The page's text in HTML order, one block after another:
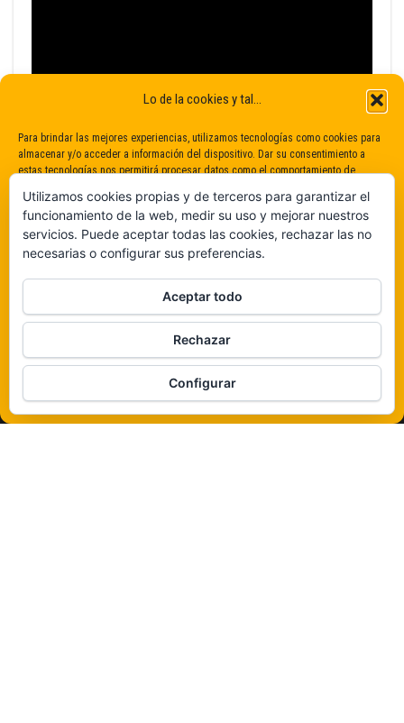
Lo de la cookies y tal...
Para brindar las mejores experiencias, utilizamos tecnologías como cookies para
almacenar y/o acceder a información del dispositivo. Dar su consentimiento a
estas tecnologías nos permitirá procesar datos como el comportamiento de
consentimiento puede afectar negativamente a determinadas características y
funciones.
De ninguna manera
Veámos que hay aquí
Política de cookies
Funciona gracias aWordPress |Tema:Envo Magazine
Utilizamos cookies propias y de terceros para garantizar el
funcionamiento de la web, medir su uso y mejorar nuestros
servicios. Puede aceptar todas las cookies, rechazar las no
necesarias o configurar sus preferencias.
Aceptar todo
Rechazar
Configurar